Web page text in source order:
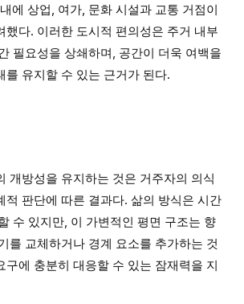
에 상업, 여가, 문화 시설과 교통 거점이
했다. 이러한 도시적 편의성은 주거 내부
필요성을 상쇄하며, 공간이 더욱 여백을
를 유지할 수 있는 근거가 된다.
개방성을 유지하는 것은 거주자의 의식
적 판단에 따른 결과다. 삶의 방식은 시간
수 있지만, 이 가변적인 평면 구조는 향
를 교체하거나 경계 요소를 추가하는 것
구에 충분히 대응할 수 있는 잠재력을 지